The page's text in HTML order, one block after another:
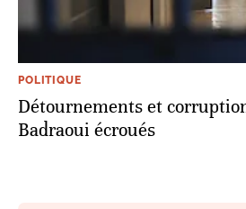
POLITIQUE
Détournements et
Badraoui écroués